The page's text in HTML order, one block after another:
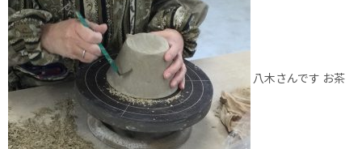
八木さんです お茶